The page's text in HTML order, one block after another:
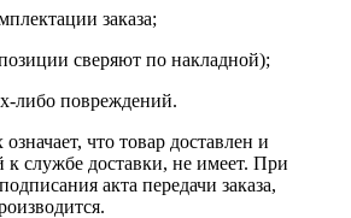
заказа;
сверяют по накладной);
либо повреждений.
что товар доставлен и
к службе доставки, не имеет. При
акта передачи заказа,